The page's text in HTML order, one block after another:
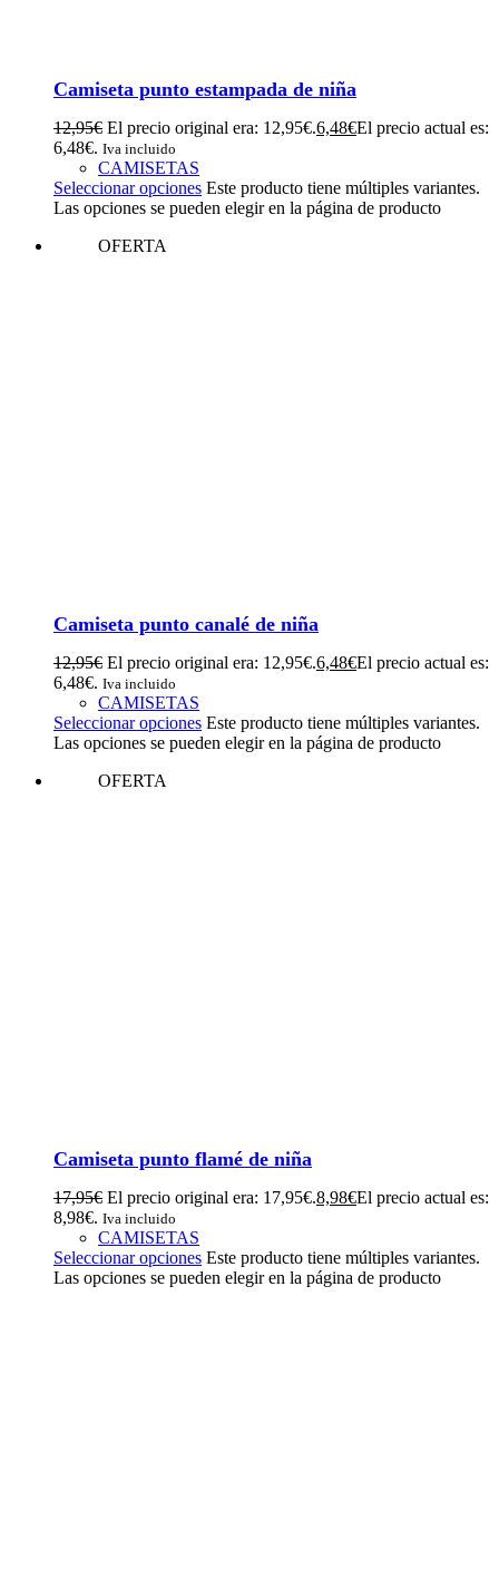
Camiseta punto estampada de niña
12,95€ El precio original era: 12,95€.6,48€El precio actual es:
6,48€. Iva incluido
CAMISETAS
Seleccionar opciones Este producto tiene múltiples variantes.
Las opciones se pueden elegir en la página de producto
OFERTA
Camiseta punto canalé de niña
12,95€ El precio original era: 12,95€.6,48€El precio actual es:
6,48€. Iva incluido
CAMISETAS
Seleccionar opciones Este producto tiene múltiples variantes.
Las opciones se pueden elegir en la página de producto
OFERTA
Camiseta punto flamé de niña
17,95€ El precio original era: 17,95€.8,98€El precio actual es:
8,98€. Iva incluido
CAMISETAS
Seleccionar opciones Este producto tiene múltiples variantes.
Las opciones se pueden elegir en la página de producto